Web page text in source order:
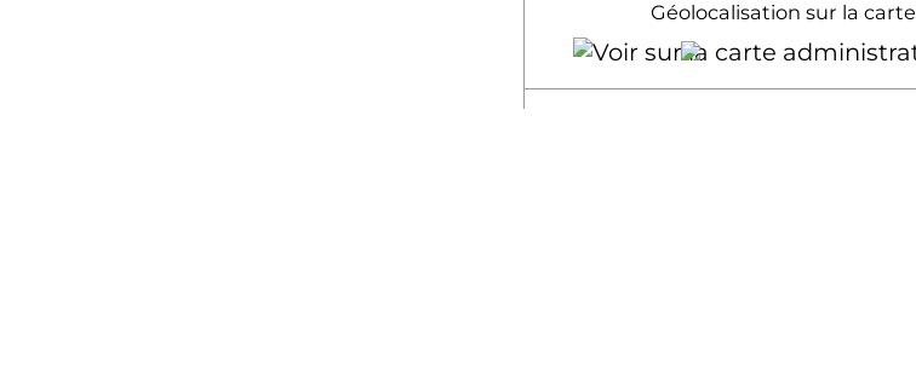
Géolocalisation sur la
Hama